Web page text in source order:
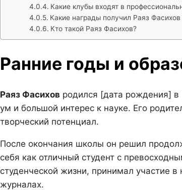
Какие клубы входят в
Какие награды получил Раяз
Кто такой Раяз Фасихов?
Ранние годы и
Раяз Фасихов родился [дата рождения]
ум и большой интерес к науке. Его
творческий потенциал.
После окончания школы он решил
себя как отличный студент с
студенческой жизни, принимал участие
журналах.